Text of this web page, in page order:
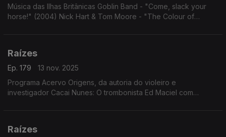
Música das Ilhas Britânicas Goblin Band - "Come, slack your
horse!" (2004) Nick Hart & Tom Moore - "The Colour of
Raízes
Ep. 179
13 nov. 2025
Programa Acervo Origens, da autoria do violeiro e
investigador Cacai Nunes: O trombonista Ed Maciel com
Raízes